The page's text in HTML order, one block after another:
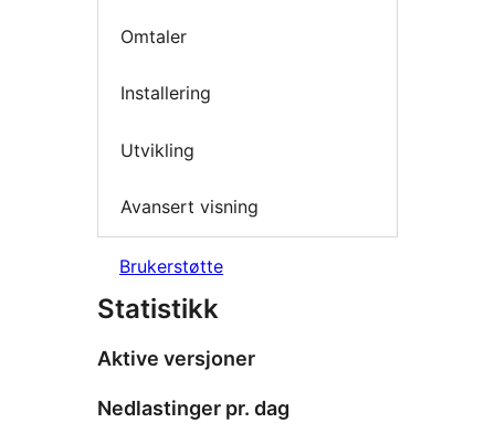
Omtaler
Installering
Utvikling
Avansert visning
Brukerstøtte
Statistikk
Aktive versjoner
Nedlastinger pr. dag